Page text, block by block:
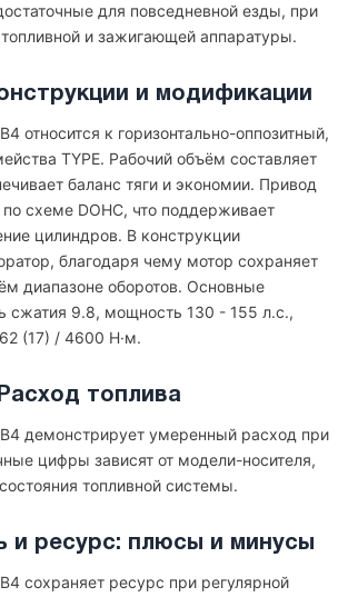
для повседневной езды, при
и зажигающей аппаратуры.
и модификации
относится к горизонтально-оппозитный,
TYPE. Рабочий объём составляет
баланс тяги и экономии. Привод
схеме DOHC, что поддерживает
цилиндров. В конструкции
благодаря чему мотор сохраняет
диапазоне оборотов. Основные
сжатия 9.8, мощность 130 - 155 л.с.,
(17) / 4600 Н·м.
Расход топлива
демонстрирует умеренный расход при
цифры зависят от модели-носителя,
топливной системы.
и ресурс: плюсы и минусы
сохраняет ресурс при регулярной